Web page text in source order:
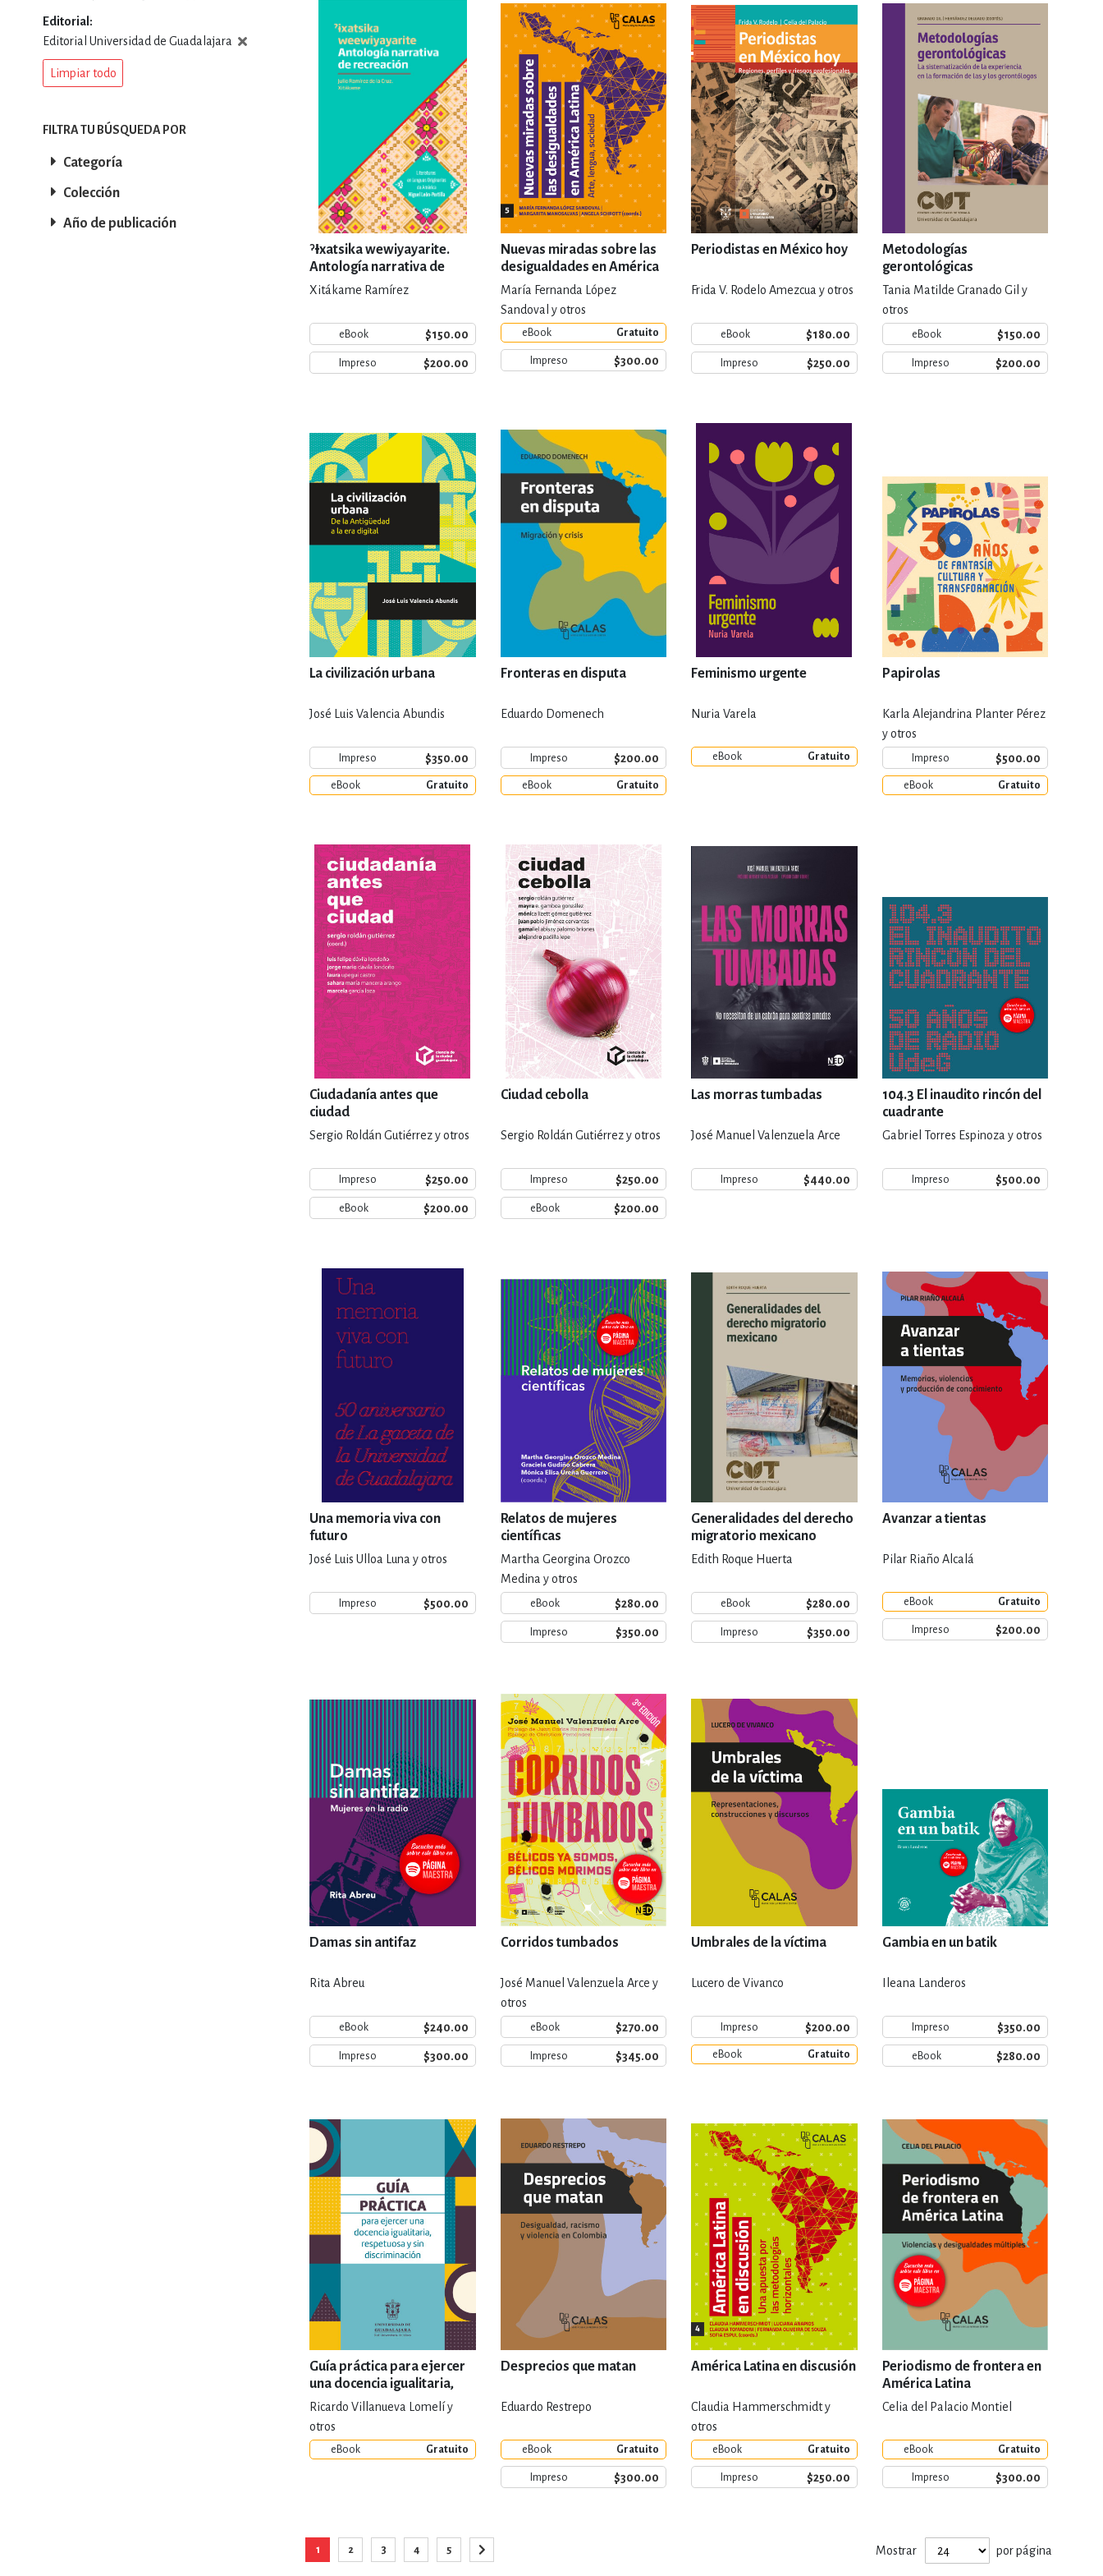
DEPORTES Y ACTIVIDADES DE OCIO AL AIRE LIBRE DERECHO
ECONOMÍA, FINANZAS, EMPRESA Y GESTIÓN
ESTILOS DE VIDA, AFICIONES Y OCIO FICCIÓN Y TEMAS AFINES
FILOSOFÍA Y RELIGIÓN HISTORIA Y ARQUEOLOGÍA
INFANTILES, JUVENILES Y DIDÁCTICOS LENGUAJE Y LINGÜÍSTICA
MATEMÁTICAS Y CIENCIAS MEDICINA, ENFERMERÍA, VETERINARIA
NOVELA GRÁFICA, LIBROS DE CÓMICS, DIBUJOS ANIMADOS
SALUD, RELACIONES Y DESARROLLO PERSONAL
SOCIEDAD Y CIENCIAS SOCIALES
TECNOLOGÍA, INGENIERÍA, AGRICULTURA
ˀƗxatsika wewiyayarite.
Antología narrativa de
recreación propia
Xitákame Ramírez
eBook $150.00
Impreso $200.00
Nuevas miradas sobre las
desigualdades en América
Latina
María Fernanda López
Sandoval y otros
eBook Gratuito
Impreso $300.00
Periodistas en México hoy
Frida V. Rodelo Amezcua y otros
eBook $180.00
Impreso $250.00
Metodologías
gerontológicas
Tania Matilde Granado Gil y
otros
eBook $150.00
Impreso $200.00
La civilización urbana
José Luis Valencia Abundis
Impreso $350.00
eBook Gratuito
Fronteras en disputa
Eduardo Domenech
Impreso $200.00
eBook Gratuito
Feminismo urgente
Nuria Varela
eBook Gratuito
Papirolas
Karla Alejandrina Planter Pérez
y otros
Impreso $500.00
eBook Gratuito
Ciudadanía antes que
ciudad
Sergio Roldán Gutiérrez y otros
Impreso $250.00
eBook $200.00
Ciudad cebolla
Sergio Roldán Gutiérrez y otros
Impreso $250.00
eBook $200.00
Las morras tumbadas
José Manuel Valenzuela Arce
Impreso $440.00
104.3 El inaudito rincón del
cuadrante
Gabriel Torres Espinoza y otros
Impreso $500.00
Una memoria viva con
futuro
José Luis Ulloa Luna y otros
Impreso $500.00
Relatos de mujeres
científicas
Martha Georgina Orozco
Medina y otros
eBook $280.00
Impreso $350.00
Generalidades del derecho
migratorio mexicano
Edith Roque Huerta
eBook $280.00
Impreso $350.00
Avanzar a tientas
Pilar Riaño Alcalá
eBook Gratuito
Impreso $200.00
Damas sin antifaz
Rita Abreu
eBook $240.00
Impreso $300.00
Corridos tumbados
José Manuel Valenzuela Arce y
otros
eBook $270.00
Impreso $345.00
Umbrales de la víctima
Lucero de Vivanco
Impreso $200.00
eBook Gratuito
Gambia en un batik
Ileana Landeros
Impreso $350.00
eBook $280.00
Guía práctica para ejercer
una docencia igualitaria,
respetuosa y sin
Ricardo Villanueva Lomelí y
otros
eBook Gratuito
Desprecios que matan
Eduardo Restrepo
eBook Gratuito
Impreso $300.00
América Latina en discusión
Claudia Hammerschmidt y
otros
eBook Gratuito
Impreso $250.00
Periodismo de frontera en
América Latina
Celia del Palacio Montiel
eBook Gratuito
Impreso $300.00
Página
Está viendo la página
1
Página
2
Página
3
Página
4
Página
5
Página
Siguiente
Mostrar por página
Editorial
Editorial Universidad de Guadalajara
Limpiar todo
FILTRA TU BÚSQUEDA POR
Categoría
Colección
Año de publicación